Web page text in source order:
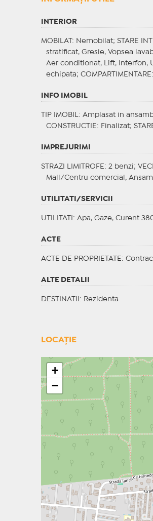
INTERIOR
MOBILAT : Nemobilat; STARE
stratificat, Gresie, Vopsea
Aer conditionat, Lift, Interfon,
echipata; COMPARTIMENTARE
INFO IMOBIL
TIP IMOBIL : Amplasat in
CONSTRUCTIE : Finalizat;
IMPREJURIMI
STRAZI LIMITROFE : 2 benzi;
Mall/Centru comercial,
UTILITATI/SERVICII
UTILITATI : Apa, Gaze, Curent
ACTE
ACTE DE PROPRIETATE :
ALTE DETALII
DESTINATII : Rezidenta
LOCAȚIE
+
−